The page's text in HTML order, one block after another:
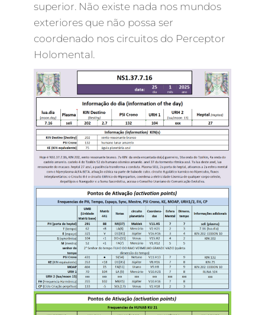
superior. Não existe nada nos mundos
exteriores que não possa ser
coordenado nos circuitos do Perceptor
Holomental.